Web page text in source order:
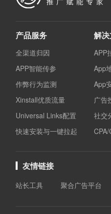
产品服务
全渠道归因
APP智能传参
作弊行为监测
Xinstall优质流量
Universal Links配置
快速安装与一键拉起
解
APP
App
App
广告
社交
友情链接
站长工具 聚合广告平台